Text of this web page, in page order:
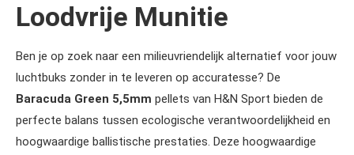
Loodvrije Munitie
Ben je op zoek naar een milieuvriendelijk alternatief voor jouw
luchtbuks zonder in te leveren op accuratesse? De
Baracuda Green 5,5mm pellets van H&N Sport bieden de
perfecte balans tussen ecologische verantwoordelijkheid en
hoogwaardige ballistische prestaties. Deze hoogwaardige